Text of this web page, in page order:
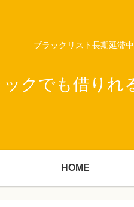
ブラックリスト長期延滞
クでも借りれ
HOME